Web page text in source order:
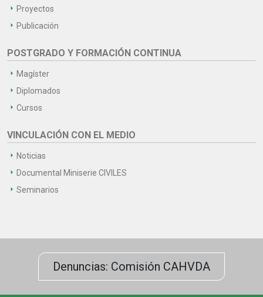
Proyectos
Publicación
POSTGRADO Y FORMACIÓN CONTINUA
Magíster
Diplomados
Cursos
VINCULACIÓN CON EL MEDIO
Noticias
Documental Miniserie CIVILES
Seminarios
Denuncias: Comisión CAHVDA